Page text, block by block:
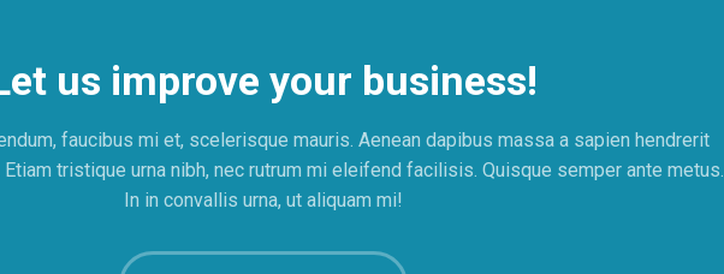
us improve your business!
faucibus mi et, scelerisque mauris. Aenean dapibus massa a sapien hendrerit
tristique urna nibh, nec rutrum mi eleifend facilisis. Quisque semper ante metus.
In in convallis urna, ut aliquam mi!